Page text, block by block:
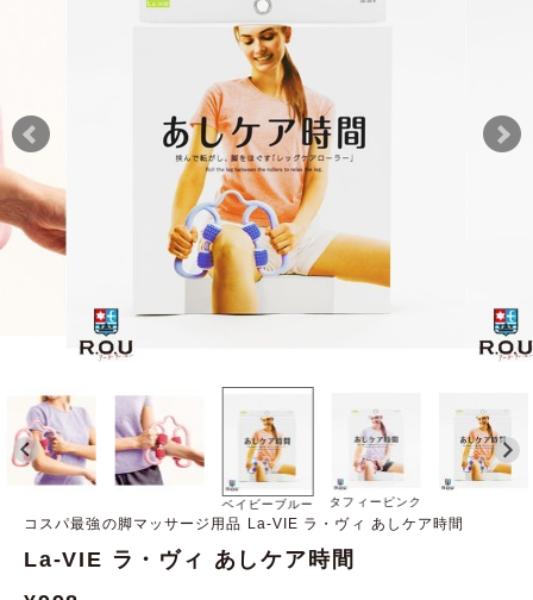
ベイビーブルー タフィーピンク
コスパ最強の脚マッサージ用品 La-VIE ラ・ヴィ あしケア時間
La-VIE ラ・ヴィ あしケア時間